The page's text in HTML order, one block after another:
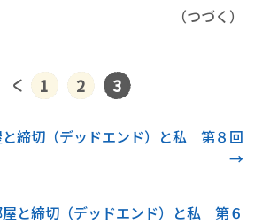
（つづく）
1 2 3
締切（デッドエンド）と私 第８回
と締切（デッドエンド）と私 第６